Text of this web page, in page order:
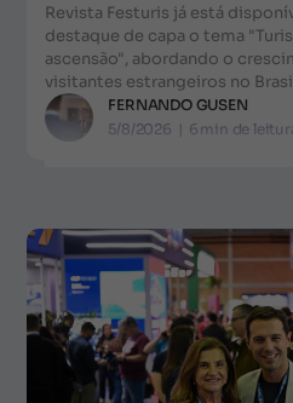
Revista Festuris já está
destaque de capa o tema
ascensão", abordando o
visitantes estrangeiros no
FERNANDO GUSEN
5/8/2026 | 6 min de